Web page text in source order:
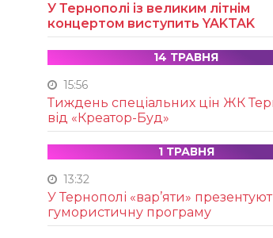
У Тернополі із великим літнім
концертом виступить YAKTAK
14 ТРАВНЯ
15:56
Тиждень спеціальних цін ЖК
від «Креатор-Буд»
1 ТРАВНЯ
13:32
У Тернополі «вар’яти»
гумористичну програму